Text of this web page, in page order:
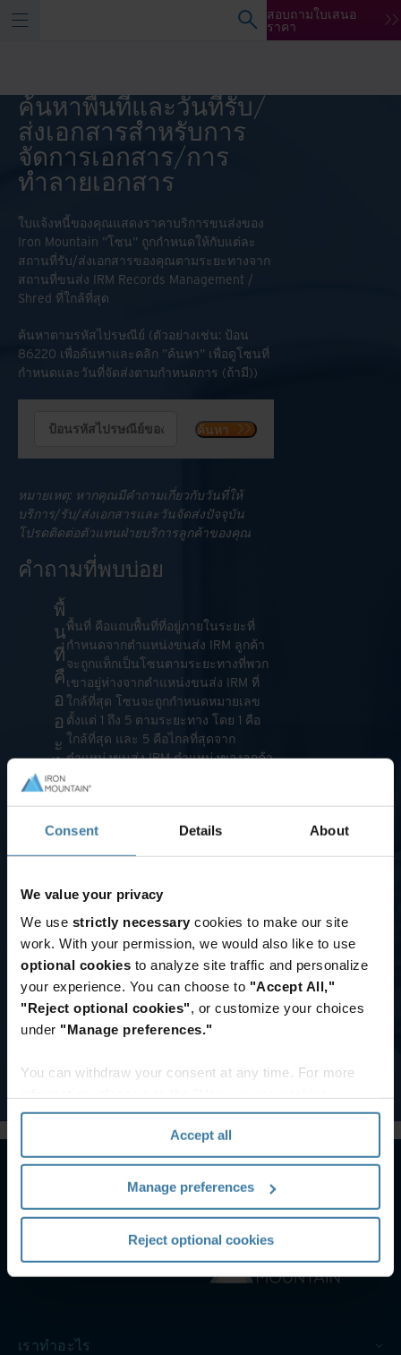
Consent Details About
We value your privacy
We use strictly necessary cookies to make our site
work. With your permission, we would also like to use
optional cookies to analyze site traffic and personalize
your experience. You can choose to "Accept All,"
"Reject optional cookies", or customize your choices
under "Manage preferences."
You can withdraw your consent at any time. For more
section" of ourPrivacy Policy.
Accept all
Manage preferences
Reject optional cookies
สอบถามใบเสนอ
ราคา
ค้นหาพื้นที่และวันที่รับ/
ส่งเอกสารสำหรับการ
จัดการเอกสาร/การ
ทำลายเอกสาร
ใบแจ้งหนี้ของคุณแสดงราคาบริการขนส่งของ
Iron Mountain "โซน" ถูกกำหนดให้กับแต่ละ
สถานที่รับ/ส่งเอกสารของคุณตามระยะทางจาก
สถานที่ขนส่ง IRM Records Management /
Shred ที่ใกล้ที่สุด
ค้นหาตามรหัสไปรษณีย์ (ตัวอย่างเช่น: ป้อน
86220 เพื่อค้นหาและคลิก "ค้นหา" เพื่อดูโซนที่
กำหนดและวันที่จัดส่งตามกำหนดการ (ถ้ามี))
ค้นหา
หมายเหตุ: หากคุณมีคำถามเกี่ยวกับวันที่ให้
บริการ/รับ/ส่งเอกสารและวันจัดส่งปัจจุบัน
โปรดติดต่อตัวแทนฝ่ายบริการลูกค้าของคุณ
คำถามที่พบบ่อย
พื้
น
ที่
คื
อ
อ
ะ
ไ
ร
?
พื้นที่ คือแถบพื้นที่ที่อยู่ภายในระยะที่
กำหนดจากตำแหน่งขนส่ง IRM ลูกค้า
จะถูกแท็กเป็นโซนตามระยะทางที่พวก
เขาอยู่ห่างจากตำแหน่งขนส่ง IRM ที่
ใกล้ที่สุด โซนจะถูกกำหนดหมายเลข
ตั้งแต่ 1 ถึง 5 ตามระยะทาง โดย 1 คือ
ใกล้ที่สุด และ 5 คือไกลที่สุดจาก
ตำแหน่งขนส่ง IRM ตำแหน่งของลูกค้า
โซน
งคือ
อะไ
ร
โซนเมืองคือพื้นที่เขตเมืองภายใน
หนาแน่นซึ่งต้องใช้เวลาและ
ต้นทุนเพิ่มเติมในการให้บริการ
วันจัดส่ง
ตาม
กำหนดการ
หมายถึง
อะไร
วันจัดส่งตามกำหนดการ
คือวันที่ตำแหน่งของคุณ
จะมีโอกาสร้องขอให้มา
เราทำอะไร